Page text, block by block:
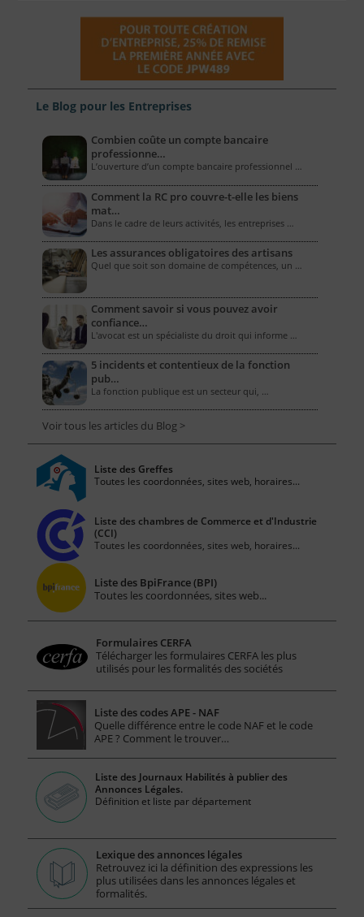
Le Blog pour les Entreprises
Combien coûte un compte bancaire
professionne…
L’ouverture d’un compte bancaire professionnel …
Comment la RC pro couvre-t-elle les biens
mat…
Dans le cadre de leurs activités, les entreprises …
Les assurances obligatoires des artisans
Quel que soit son domaine de compétences, un …
Comment savoir si vous pouvez avoir
confiance…
L'avocat est un spécialiste du droit qui informe …
5 incidents et contentieux de la fonction
pub…
La fonction publique est un secteur qui, …
Voir tous les articles du Blog >
Liste des Greffes
Toutes les coordonnées, sites web, horaires...
Liste des chambres de Commerce et d'Industrie
(CCI)
Toutes les coordonnées, sites web, horaires...
Liste des BpiFrance (BPI)
Toutes les coordonnées, sites web...
Formulaires CERFA
Télécharger les formulaires CERFA les plus
utilisés pour les formalités des sociétés
Liste des codes APE - NAF
Quelle différence entre le code NAF et le code
APE ? Comment le trouver…
Liste des Journaux Habilités à publier des
Annonces Légales.
Définition et liste par département
Lexique des annonces légales
Retrouvez ici la définition des expressions les
plus utilisées dans les annonces légales et
formalités.